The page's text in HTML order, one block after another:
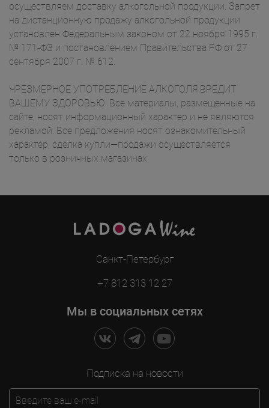
осуществляем доставку алкогольной продукции. Запрет
на дистанционную продажу алкогольной продукции
установлен Федеральным законом от 22 ноября 1995 г.
№ 171-ФЗ и постановлением Правительства РФ от 27
сентября 2007 г. № 612.
ЧРЕЗМЕРНОЕ УПОТРЕБЛЕНИЕ АЛКОГОЛЯ ВРЕДИТ
ВАШЕМУ ЗДОРОВЬЮ. Все материалы, размещенные на
сайте, носят информационный характер и не являются
рекламой. Все предложения носят ознакомительный
характер, сделка купли—продажи осуществляется
только в розничных магазинах.
Санкт-Петербург
+7 812 313 12 27
Мы в социальных сетях
Подписка на новости